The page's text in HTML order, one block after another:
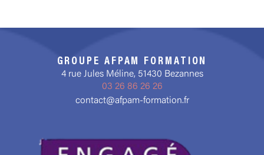
GROUPE AFPAM FORMATION
4 rue Jules Méline, 51430 Bezannes
03 26 86 26 26
contact@afpam-formation.fr